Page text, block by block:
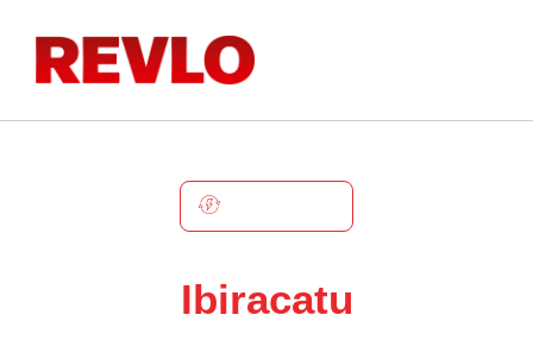
Ibiracatu